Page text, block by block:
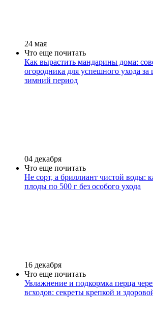
24 мая
Что еще почитать
Как вырастить мандарины дома:
огородника для успешного ухода
зимний период
04 декабря
Что еще почитать
Не сорт, а бриллиант чистой воды:
плоды по 500 г без особого ухода
16 декабря
Что еще почитать
Увлажнение и подкормка перца
всходов: секреты крепкой и